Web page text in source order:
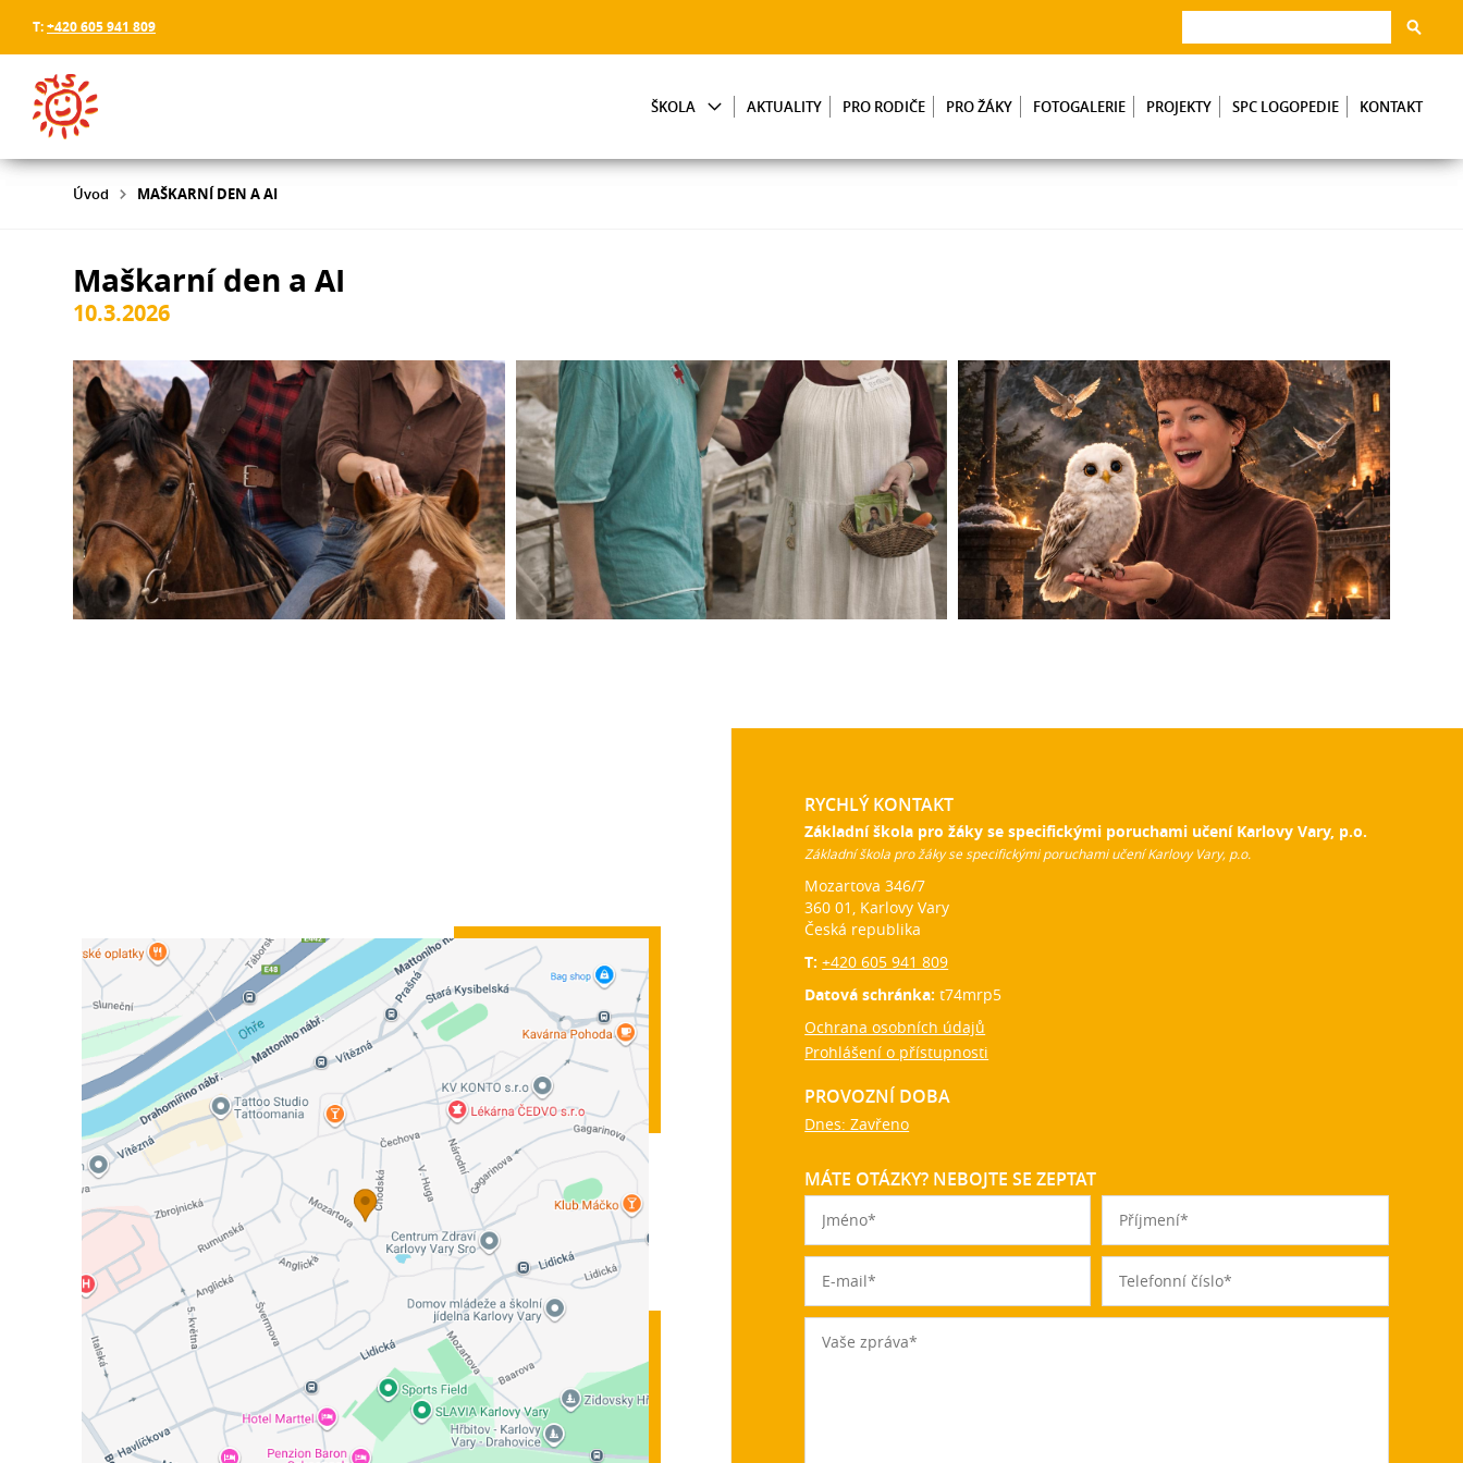
T:+420 605 941 809
ŠKOLA AKTUALITY PRO RODIČE PRO ŽÁKY FOTOGALERIE PROJEKTY SPC LOGOPEDIE KONTAKT
Úvod MAŠKARNÍ DEN A AI
Maškarní den a AI
10.3.2026
RYCHLÝ KONTAKT
Základní škola pro žáky se specifickými poruchami učení Karlovy Vary, p.o.
Základní škola pro žáky se specifickými poruchami učení Karlovy Vary, p.o.
Mozartova 346/7
360 01, Karlovy Vary
Česká republika
T:+420 605 941 809
Datová schránka:t74mrp5
Ochrana osobních údajů
Prohlášení o přístupnosti
PROVOZNÍ DOBA
Dnes: Zavřeno
MÁTE OTÁZKY? NEBOJTE SE ZEPTAT